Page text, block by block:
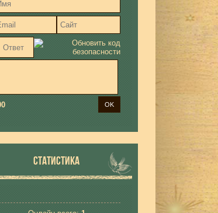
СТАТИСТИКА